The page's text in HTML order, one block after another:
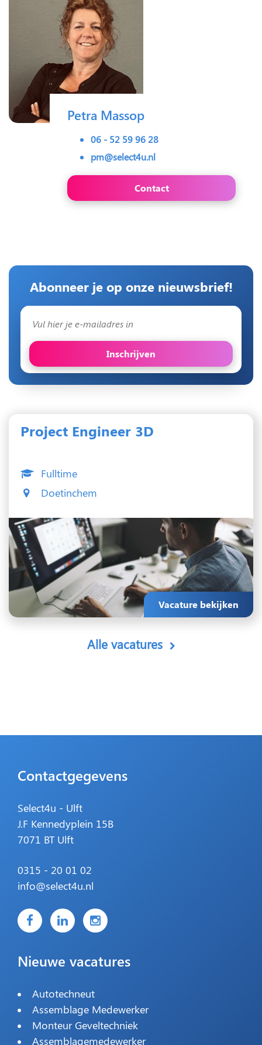
Petra Massop
06 - 52 59 96 28
pm@select4u.nl
Contact
Abonneer je op onze nieuwsbrief!
Inschrijven
Project Engineer 3D
Fulltime
Doetinchem
Vacature bekijken
Alle vacatures
Contactgegevens
Select4u - Ulft
J.F Kennedyplein 15B
7071 BT Ulft
0315 - 20 01 02
info@select4u.nl
Nieuwe vacatures
Autotechneut
Assemblage Medewerker
Monteur Geveltechniek
Assemblagemedewerker